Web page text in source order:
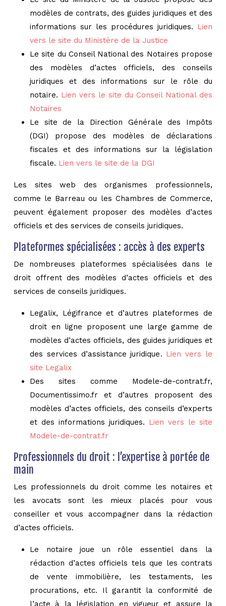
modèles de contrats, des guides juridiques et des
informations sur les procédures juridiques. Lien
vers le site du Ministère de la Justice
Le site du Conseil National des Notaires propose
des modèles d’actes officiels, des conseils
juridiques et des informations sur le rôle du
notaire. Lien vers le site du Conseil National des
Notaires
Le site de la Direction Générale des Impôts
(DGI) propose des modèles de déclarations
fiscales et des informations sur la législation
fiscale. Lien vers le site de la DGI
Les sites web des organismes professionnels,
comme le Barreau ou les Chambres de Commerce,
peuvent également proposer des modèles d’actes
officiels et des services de conseils juridiques.
Plateformes spécialisées : accès à des experts
De nombreuses plateformes spécialisées dans le
droit offrent des modèles d’actes officiels et des
services de conseils juridiques.
Legalix, Légifrance et d’autres plateformes de
droit en ligne proposent une large gamme de
modèles d’actes officiels, des guides juridiques et
des services d’assistance juridique. Lien vers le
site Legalix
Des sites comme Modele-de-contrat.fr,
Documentissimo.fr et d’autres proposent des
modèles d’actes officiels, des conseils d’experts
et des informations juridiques. Lien vers le site
Modele-de-contrat.fr
Professionnels du droit : l’expertise à portée de
main
Les professionnels du droit comme les notaires et
les avocats sont les mieux placés pour vous
conseiller et vous accompagner dans la rédaction
d’actes officiels.
Le notaire joue un rôle essentiel dans la
rédaction d’actes officiels tels que les contrats
de vente immobilière, les testaments, les
procurations, etc. Il garantit la conformité de
l’acte à la législation en vigueur et assure la